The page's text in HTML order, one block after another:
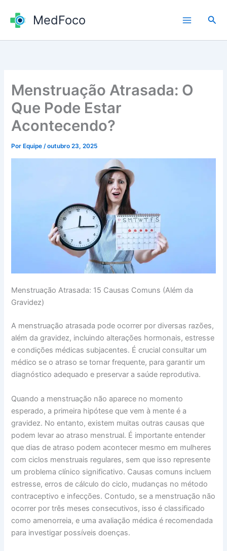
para
conteúdo
MedFoco
Menstruação Atrasada: O
Que Pode Estar
Acontecendo?
Por Equipe/outubro 23, 2025
Menstruação Atrasada: 15 Causas Comuns (Além da
Gravidez)
A menstruação atrasada pode ocorrer por diversas razões,
além da gravidez, incluindo alterações hormonais, estresse
e condições médicas subjacentes. É crucial consultar um
médico se o atraso se tornar frequente, para garantir um
diagnóstico adequado e preservar a saúde reprodutiva.
Quando a menstruação não aparece no momento
esperado, a primeira hipótese que vem à mente é a
gravidez. No entanto, existem muitas outras causas que
podem levar ao atraso menstrual. É importante entender
que dias de atraso podem acontecer mesmo em mulheres
com ciclos menstruais regulares, sem que isso represente
um problema clínico significativo. Causas comuns incluem
estresse, erros de cálculo do ciclo, mudanças no método
contraceptivo e infecções. Contudo, se a menstruação não
ocorrer por três meses consecutivos, isso é classificado
como amenorreia, e uma avaliação médica é recomendada
para investigar possíveis doenças.